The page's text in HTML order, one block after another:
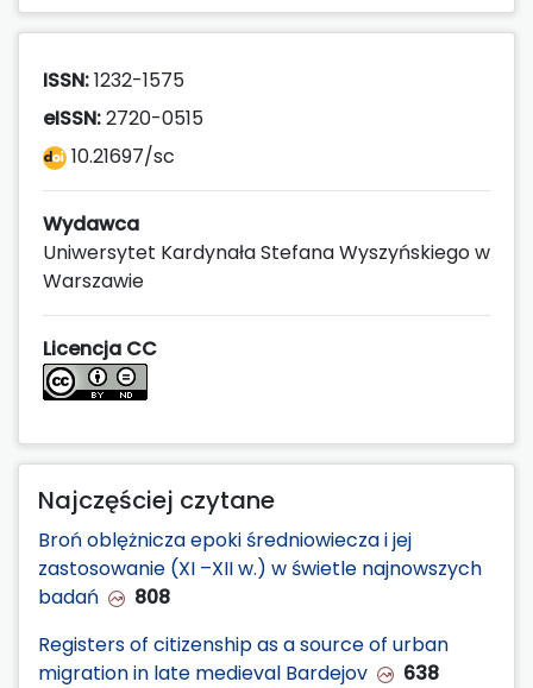
ISSN:1232-1575
eISSN:2720-0515
10.21697/sc
Wydawca
Uniwersytet Kardynała Stefana Wyszyńskiego w
Warszawie
Licencja CC
Najczęściej czytane
Broń oblężnicza epoki średniowiecza i jej
zastosowanie (XI –XII w.) w świetle najnowszych
badań
808
Registers of citizenship as a source of urban
migration in late medieval Bardejov
638